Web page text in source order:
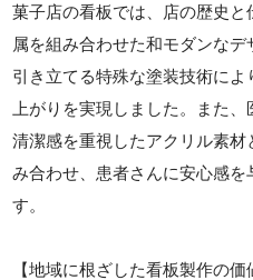
菓子店の看板では、店の歴史
属を組み合わせた和モダンな
引き立てる特殊な塗装技術に
上がりを実現しました。また
清潔感を重視したアクリル素
み合わせ、患者さんに安心感
す。
【地域に根ざした看板製作の価